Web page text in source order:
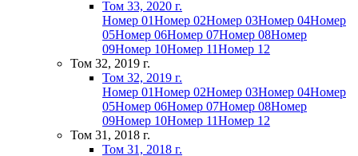
Том 33, 2020 г.
Номер 01Номер 02Номер 03Номер 04Номер
05Номер 06Номер 07Номер 08Номер
09Номер 10Номер 11Номер 12
Том 32, 2019 г.
Том 32, 2019 г.
Номер 01Номер 02Номер 03Номер 04Номер
05Номер 06Номер 07Номер 08Номер
09Номер 10Номер 11Номер 12
Том 31, 2018 г.
Том 31, 2018 г.